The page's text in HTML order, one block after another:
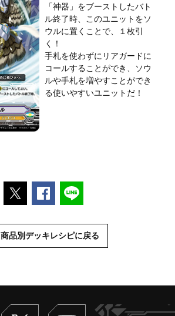
「神器」をブーストしたバト
ル終了時、このユニットをソ
ウルに置くことで、１枚引
く！
手札を使わずにリアガードに
コールすることができ、ソウ
ルや手札を増やすことができ
る使いやすいユニットだ！
ポストするFacebookでシェアする
商品別デッキレシピに戻る
Twitter ヴァンガードch